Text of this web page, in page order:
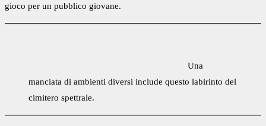
gioco per un pubblico giovane.
Una
manciata di ambienti diversi include questo labirinto del
cimitero spettrale.